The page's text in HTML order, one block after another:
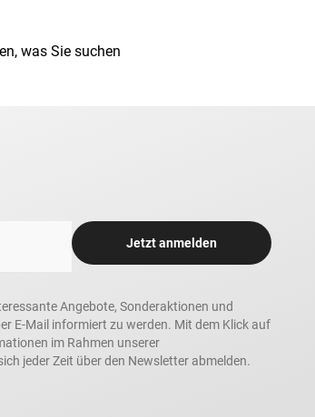
was Sie suchen
Jetzt anmelden
Angebote, Sonderaktionen und
E-Mail informiert zu werden. Mit dem Klick auf
im Rahmen unserer
jeder Zeit über den Newsletter abmelden.